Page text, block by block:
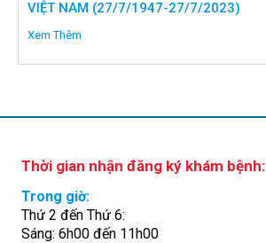
VIỆT NAM (27/7/1947-27/7/2023)
Xem Thêm
Thời gian nhận đăng ký khám bệnh:
Trong giờ:
Thứ 2 đến Thứ 6:
Sáng: 6h00 đến 11h00